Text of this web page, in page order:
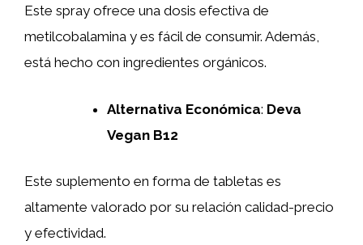
Este spray ofrece una dosis efectiva de
metilcobalamina y es fácil de consumir. Además,
está hecho con ingredientes orgánicos.
Alternativa Económica: Deva
Vegan B12
Este suplemento en forma de tabletas es
altamente valorado por su relación calidad-precio
y efectividad.